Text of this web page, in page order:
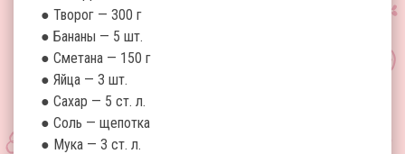
● Творог — 300 г
● Бананы — 5 шт.
● Сметана — 150 г
● Яйца — 3 шт.
● Сахар — 5 ст. л.
● Соль — щепотка
● Мука — 3 ст. л.